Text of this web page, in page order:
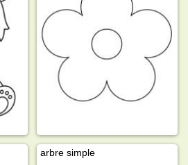
arbre simple